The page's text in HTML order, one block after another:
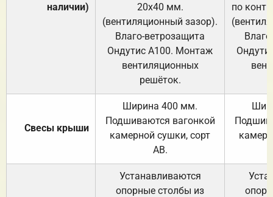
наличии)
20х40 мм.
(вентиляционный зазор).
Влаго-ветрозащита
Ондутис А100. Монтаж
вентиляционных
решёток.
по
Свесы крыши
Ширина 400 мм.
Подшиваются вагонкой
камерной сушки, сорт
АВ.
Устанавливаются
опорные столбы из